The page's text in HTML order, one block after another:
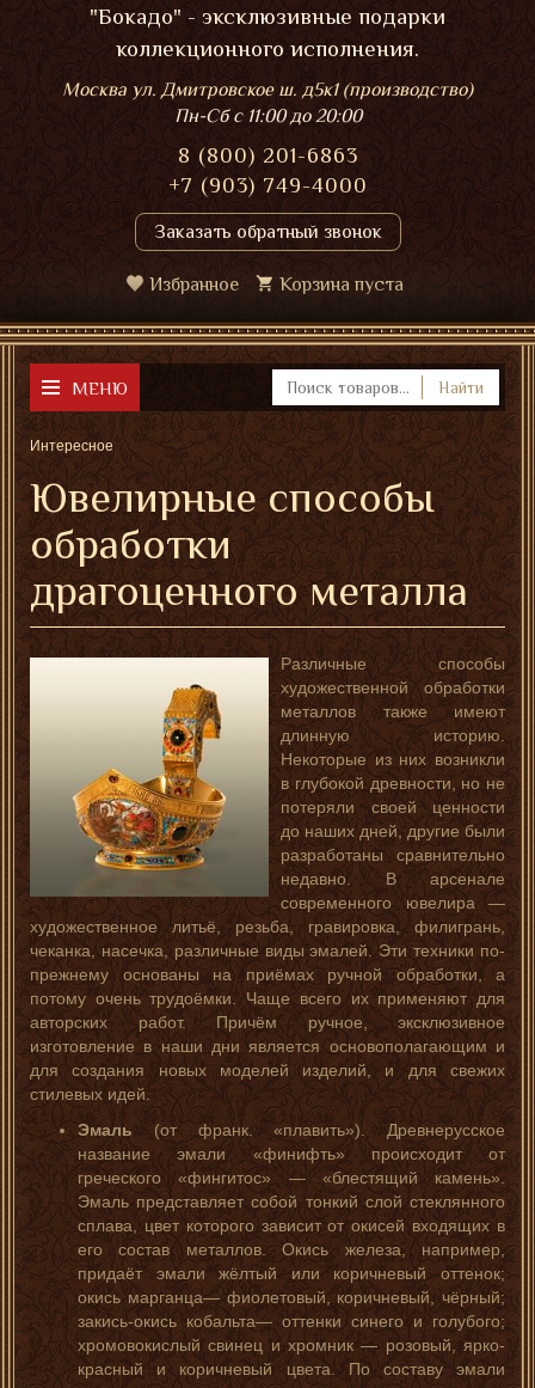
"Бокадо" - эксклюзивные подарки
коллекционного исполнения.
Москва ул. Дмитровское ш. д5к1 (производство)
Пн-Сбс 11:00 до 20:00
8 (800) 201-6863
+7 (903) 749-4000
Заказать обратный звонок
Избранное Корзина пуста
МЕНЮ Найти
Интересное
Ювелирные способы
обработки
драгоценного металла
Различные способы
художественной обработки
металлов также имеют
длинную историю.
Некоторые из них возникли
в глубокой древности, но не
потеряли своей ценности
до наших дней, другие были
разработаны сравнительно
недавно. В арсенале
современного ювелира —
художественное литьё, резьба, гравировка, филигрань,
чеканка, насечка, различные виды эмалей. Эти техники по-
прежнему основаны на приёмах ручной обработки, а
потому очень трудоёмки. Чаще всего их применяют для
авторских работ. Причём ручное, эксклюзивное
изготовление в наши дни является основополагающим и
для создания новых моделей изделий, и для свежих
стилевых идей.
Эмаль(от франк. «плавить»). Древнерусское
название эмали «финифть» происходит от
греческого «фингитос» — «блестящий камень».
Эмаль представляет собой тонкий слой стеклянного
сплава, цвет которого зависит от окисей входящих в
его состав металлов. Окись железа, например,
придаёт эмали жёлтый или коричневый оттенок;
окись марганца— фиолетовый, коричневый, чёрный;
закись-окись кобальта— оттенки синего и голубого;
хромовокислый свинец и хромник — розовый, ярко-
красный и коричневый цвета. По составу эмали